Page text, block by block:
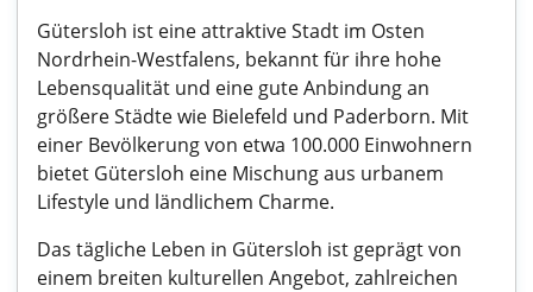
Gütersloh ist eine attraktive Stadt im Osten
Nordrhein-Westfalens, bekannt für ihre hohe
Lebensqualität und eine gute Anbindung an
größere Städte wie Bielefeld und Paderborn. Mit
einer Bevölkerung von etwa 100.000 Einwohnern
bietet Gütersloh eine Mischung aus urbanem
Lifestyle und ländlichem Charme.
Das tägliche Leben in Gütersloh ist geprägt von
einem breiten kulturellen Angebot, zahlreichen